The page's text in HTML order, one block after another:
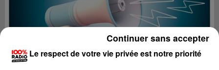
Le respect de votre vie privée est notre priorité
Continuer sans accepter